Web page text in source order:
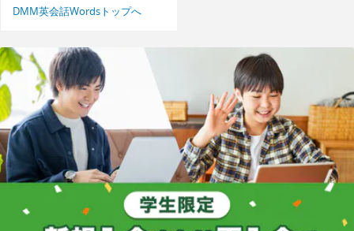
DMM英会話Wordsトップへ